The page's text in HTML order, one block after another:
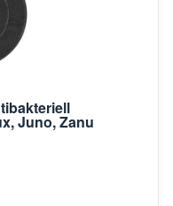
Juno, Zanu